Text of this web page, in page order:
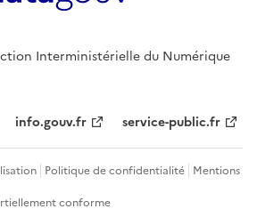
Interministérielle du Numérique
info.gouv.fr service-public.fr
Politique de confidentialité Mentions
conforme